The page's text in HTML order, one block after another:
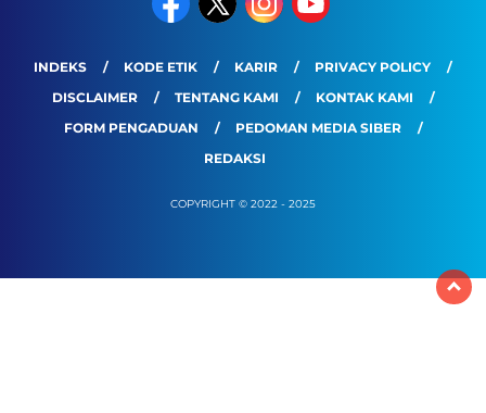
INDEKS KODE ETIK KARIR
PRIVACY POLICY
DISCLAIMER
TENTANG KAMI
KONTAK KAMI
FORM PENGADUAN
PEDOMAN MEDIA SIBER
REDAKSI
COPYRIGHT © 2022 - 2025